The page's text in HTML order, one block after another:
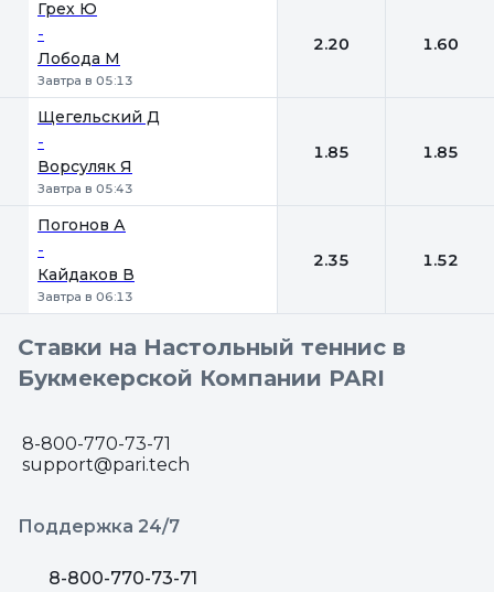
Грех Ю
-
Лобода М
Завтра в 05:13
2.20 1.60
Щегельский Д
-
Ворсуляк Я
Завтра в 05:43
1.85 1.85
Погонов А
-
Кайдаков В
Завтра в 06:13
2.35 1.52
Ставки на Настольный теннис в
Букмекерской Компании PARI
8-800-770-73-71
support@pari.tech
Поддержка 24/7
8-800-770-73-71